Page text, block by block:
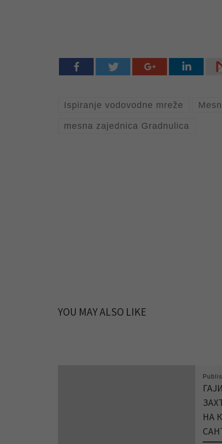
Ispiranje vodovodne mreže
mesna zajednica Gradnulica
YOU MAY ALSO LIKE
НА